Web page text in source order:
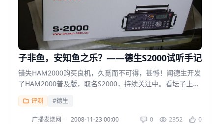
子非鱼，安知鱼之乐？——德生S2000试听手记
错失HAM2000购买良机，久觅而不可得，甚憾！闻德生开发
了HAM2000普及版，取名S2000，持续关注中。看坛子上对
德生S2000褒贬不一，现将现将自己试听...
评测 #德生
广播发烧网 · 2008-11-23 00:00 0 2352 0